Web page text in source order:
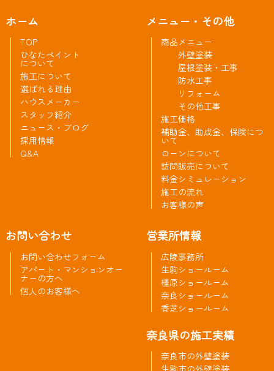
ホーム
TOP
ひなたペイント
について
施工について
選ばれる理由
ハウスメーカー
スタッフ紹介
ニュース・ブログ
採用情報
Q&A
メニュー・その他
商品メニュー
外壁塗装
屋根塗装・工事
防水工事
リフォーム
その他工事
施工価格
補助金、助成金、保険につ
いて
ローンについて
訪問販売について
料金シミュレーション
施工の流れ
お客様の声
お問い合わせ
お問い合わせフォーム
アパート・マンションオー
ナーの方へ
個人のお客様へ
営業所情報
広陵事務所
生駒ショールーム
橿原ショールーム
奈良ショールーム
香芝ショールーム
奈良県の施工実績
奈良市の外壁塗装